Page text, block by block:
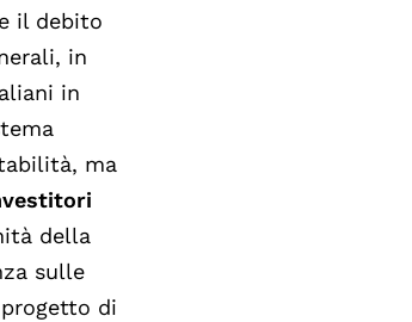
il debito
in
in
ma
della
sulle
di